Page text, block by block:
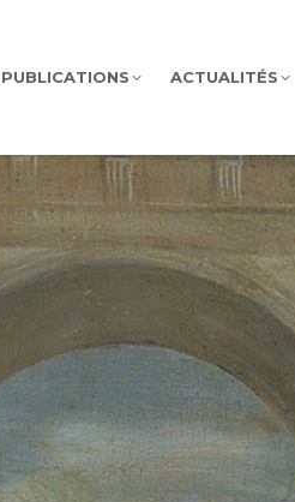
PUBLICATIONS ACTUALITÉS